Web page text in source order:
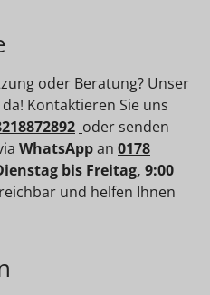
oder Beratung? Unser
Kontaktieren Sie uns
oder senden
WhatsAppan 0178
bis Freitag, 9:00
und helfen Ihnen